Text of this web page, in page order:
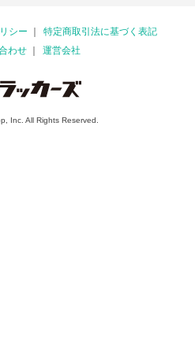
シー
特定商取引法に基づく表記
わせ
運営会社
Inc. All Rights Reserved.